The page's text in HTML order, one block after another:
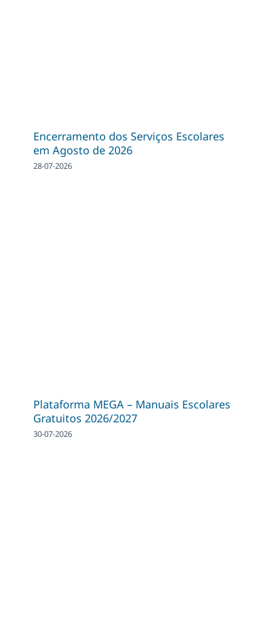
Encerramento dos Serviços Escolares
em Agosto de 2026
28-07-2026
Plataforma MEGA – Manuais Escolares
Gratuitos 2026/2027
30-07-2026